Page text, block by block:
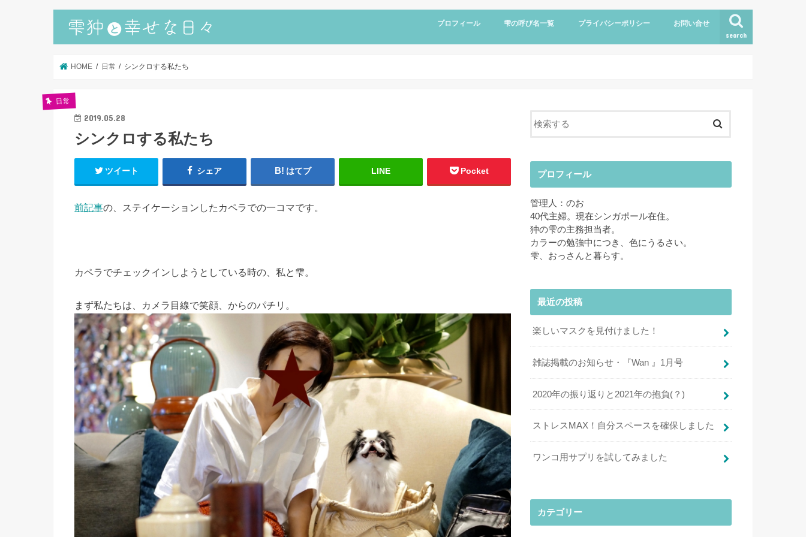
search
プロフィール 雫の呼び名一覧 プライバシーポリシー お問い合せ
HOME 日常 シンクロする私たち
日常
2019.05.28
シンクロする私たち
ツイート シェア はてブ LINE Pocket
前記事の、ステイケーションしたカペラでの一コマです。
カペラでチェックインしようとしている時の、私と雫。
まず私たちは、カメラ目線で笑顔、からのパチリ。
プロフィール
管理人：のお
40代主婦。現在シンガポール在住。
狆の雫の主務担当者。
カラーの勉強中につき、色にうるさい。
雫、おっさんと暮らす。
最近の投稿
楽しいマスクを見付けました！
雑誌掲載のお知らせ・『Wan 』1月号
2020年の振り返りと2021年の抱負(？)
ストレスMAX！自分スペースを確保しました
ワンコ用サプリを試してみました
カテゴリー